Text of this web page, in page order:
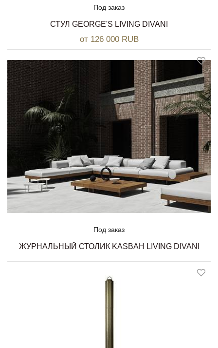
Под заказ
СТУЛ GEORGE'S LIVING DIVANI
от 126 000 RUB
Под заказ
ЖУРНАЛЬНЫЙ СТОЛИК KASBAH LIVING DIVANI